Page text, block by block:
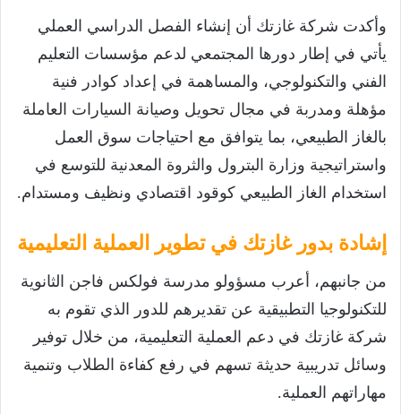
وأكدت شركة غازتك أن إنشاء الفصل الدراسي العملي
يأتي في إطار دورها المجتمعي لدعم مؤسسات التعليم
الفني والتكنولوجي، والمساهمة في إعداد كوادر فنية
مؤهلة ومدربة في مجال تحويل وصيانة السيارات العاملة
بالغاز الطبيعي، بما يتوافق مع احتياجات سوق العمل
واستراتيجية وزارة البترول والثروة المعدنية للتوسع في
استخدام الغاز الطبيعي كوقود اقتصادي ونظيف ومستدام.
إشادة بدور غازتك في تطوير العملية التعليمية
من جانبهم، أعرب مسؤولو مدرسة فولكس فاجن الثانوية
للتكنولوجيا التطبيقية عن تقديرهم للدور الذي تقوم به
شركة غازتك في دعم العملية التعليمية، من خلال توفير
وسائل تدريبية حديثة تسهم في رفع كفاءة الطلاب وتنمية
مهاراتهم العملية.